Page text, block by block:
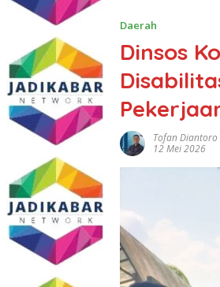
Daerah
Dinsos
Tofan Diantoro
12 Mei 2026